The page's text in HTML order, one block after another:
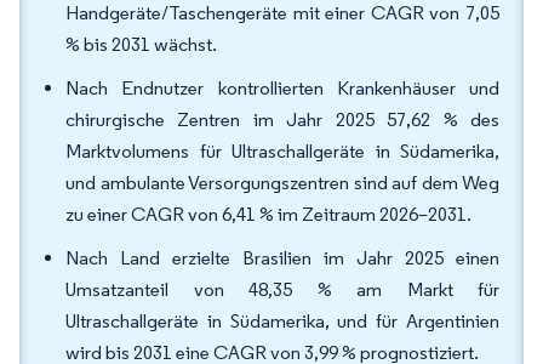
Handgeräte/Taschengeräte mit einer CAGR von 7,05
% bis 2031 wächst.
Nach Endnutzer kontrollierten Krankenhäuser und
chirurgische Zentren im Jahr 2025 57,62 % des
Marktvolumens für Ultraschallgeräte in Südamerika,
und ambulante Versorgungszentren sind auf dem Weg
zu einer CAGR von 6,41 % im Zeitraum 2026–2031.
Nach Land erzielte Brasilien im Jahr 2025 einen
Umsatzanteil von 48,35 % am Markt für
Ultraschallgeräte in Südamerika, und für Argentinien
wird bis 2031 eine CAGR von 3,99 % prognostiziert.